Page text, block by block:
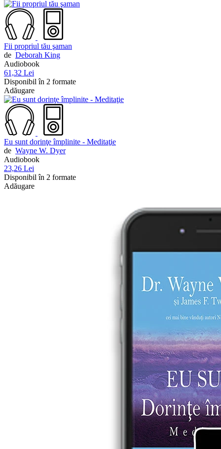
Fii propriul tău şaman
de Deborah King
Audiobook
61,32 Lei
Disponibil în 2 formate
Adăugare
Eu sunt dorinţe împlinite - Meditaţie
de Wayne W. Dyer
Audiobook
23,26 Lei
Disponibil în 2 formate
Adăugare